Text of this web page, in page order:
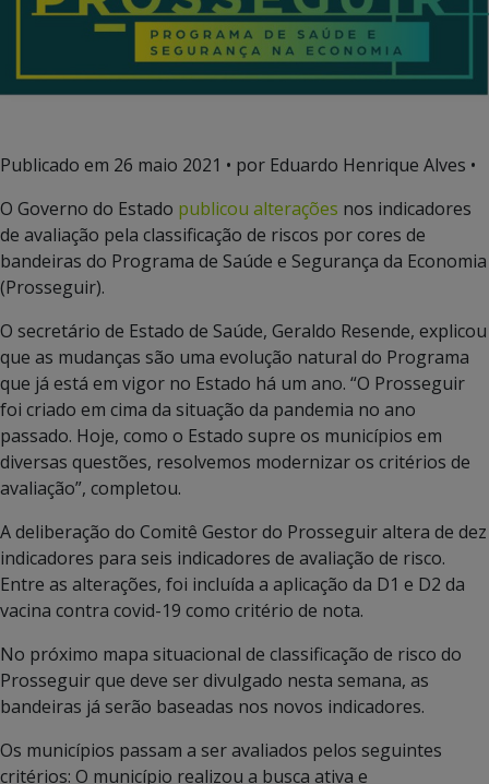
Publicado em 26 maio 2021 • por Eduardo Henrique Alves •
O Governo do Estado publicou alterações nos indicadores
de avaliação pela classificação de riscos por cores de
bandeiras do Programa de Saúde e Segurança da Economia
(Prosseguir).
O secretário de Estado de Saúde, Geraldo Resende, explicou
que as mudanças são uma evolução natural do Programa
que já está em vigor no Estado há um ano. “O Prosseguir
foi criado em cima da situação da pandemia no ano
passado. Hoje, como o Estado supre os municípios em
diversas questões, resolvemos modernizar os critérios de
avaliação”, completou.
A deliberação do Comitê Gestor do Prosseguir altera de dez
indicadores para seis indicadores de avaliação de risco.
Entre as alterações, foi incluída a aplicação da D1 e D2 da
vacina contra covid-19 como critério de nota.
No próximo mapa situacional de classificação de risco do
Prosseguir que deve ser divulgado nesta semana, as
bandeiras já serão baseadas nos novos indicadores.
Os municípios passam a ser avaliados pelos seguintes
critérios: O município realizou a busca ativa e